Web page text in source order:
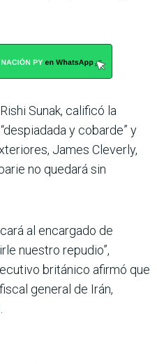
Sunak, calificó la
y cobarde” y
James Cleverly,
no quedará sin
al encargado de
nuestro repudio”,
británico afirmó que
general de Irán,